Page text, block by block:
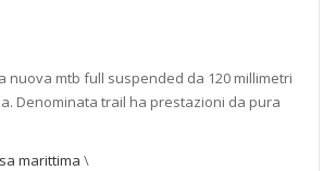
nuova mtb full suspended da 120 millimetri
Denominata trail ha prestazioni da pura
marittima \